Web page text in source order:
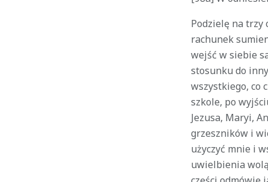
Podzielę na trzy
rachunek
wejść w siebie
stosunku do
wszystkiego, co
szkole, po
Jezusa, Maryi,
grzeszników i
użyczyć mnie i
uwielbienia